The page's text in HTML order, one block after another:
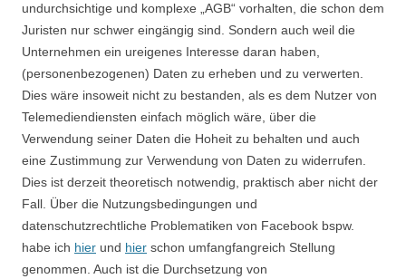
undurchsichtige und komplexe „AGB“ vorhalten, die schon dem
Juristen nur schwer eingängig sind. Sondern auch weil die
Unternehmen ein ureigenes Interesse daran haben,
(personenbezogenen) Daten zu erheben und zu verwerten.
Dies wäre insoweit nicht zu bestanden, als es dem Nutzer von
Telemediendiensten einfach möglich wäre, über die
Verwendung seiner Daten die Hoheit zu behalten und auch
eine Zustimmung zur Verwendung von Daten zu widerrufen.
Dies ist derzeit theoretisch notwendig, praktisch aber nicht der
Fall. Über die Nutzungsbedingungen und
datenschutzrechtliche Problematiken von Facebook bspw.
habe ich hier und hier schon umfangfangreich Stellung
genommen. Auch ist die Durchsetzung von